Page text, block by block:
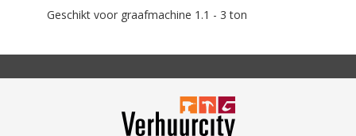
Geschikt voor graafmachine 1.1 - 3 ton